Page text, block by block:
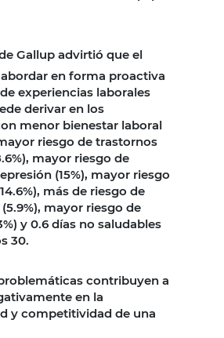
Gallup advirtió que el
en forma proactiva
experiencias laborales
derivar en los
menor bienestar laboral
riesgo de trastornos
mayor riesgo de
(15%), mayor riesgo
más de riesgo de
mayor riesgo de
y 0.6 días no saludables
30.
contribuyen a
en la
y competitividad de una